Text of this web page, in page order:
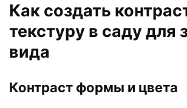
Как создать
текстуру в саду для
вида
Контраст формы и цвета